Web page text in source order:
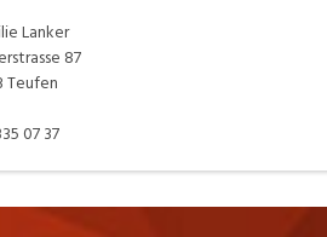
Lanker
87
Teufen
07 37